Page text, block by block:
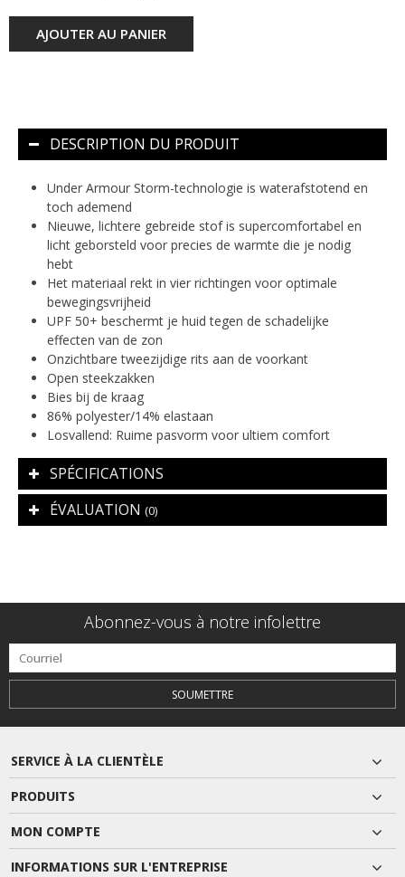
AJOUTER AU PANIER
DESCRIPTION DU PRODUIT
Under Armour Storm-technologie is waterafstotend en
toch ademend
Nieuwe, lichtere gebreide stof is supercomfortabel en
licht geborsteld voor precies de warmte die je nodig
hebt
Het materiaal rekt in vier richtingen voor optimale
bewegingsvrijheid
UPF 50+ beschermt je huid tegen de schadelijke
effecten van de zon
Onzichtbare tweezijdige rits aan de voorkant
Open steekzakken
Bies bij de kraag
86% polyester/14% elastaan
Losvallend: Ruime pasvorm voor ultiem comfort
SPÉCIFICATIONS
ÉVALUATION (0)
Abonnez-vous à notre infolettre
SOUMETTRE
SERVICE À LA CLIENTÈLE
PRODUITS
MON COMPTE
INFORMATIONS SUR L'ENTREPRISE